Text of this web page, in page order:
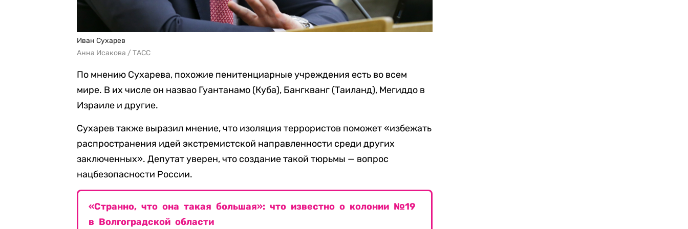
Иван Сухарев
Анна Исакова / ТАСС
По мнению Сухарева, похожие пенитенциарные учреждения есть во всем
мире. В их числе он назвао Гуантанамо (Куба), Бангкванг (Таиланд), Мегиддо в
Израиле и другие.
Сухарев также выразил мнение, что изоляция террористов поможет «избежать
распространения идей экстремистской направленности среди других
заключенных». Депутат уверен, что создание такой тюрьмы — вопрос
нацбезопасности России.
«Странно, что она такая большая»: что известно о колонии №19
в Волгоградской области